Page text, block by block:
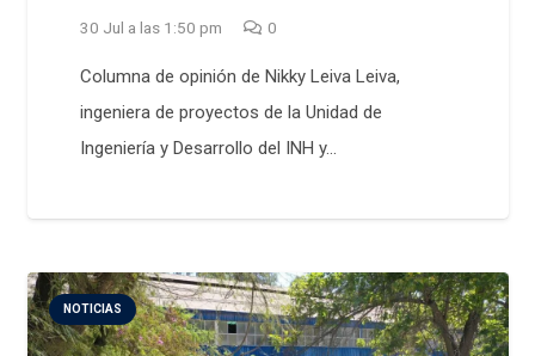
30 Jul a las 1:50 pm 0
Columna de opinión de Nikky Leiva Leiva,
ingeniera de proyectos de la Unidad de
Ingeniería y Desarrollo del INH y…
NOTICIAS